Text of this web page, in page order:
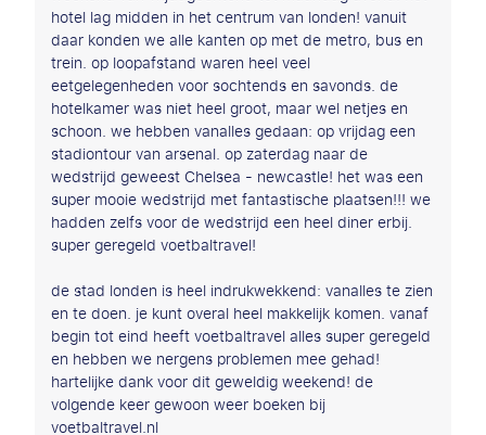
hotel lag midden in het centrum van londen! vanuit
daar konden we alle kanten op met de metro, bus en
trein. op loopafstand waren heel veel
eetgelegenheden voor sochtends en savonds. de
hotelkamer was niet heel groot, maar wel netjes en
schoon. we hebben vanalles gedaan: op vrijdag een
stadiontour van arsenal. op zaterdag naar de
wedstrijd geweest Chelsea - newcastle! het was een
super mooie wedstrijd met fantastische plaatsen!!! we
hadden zelfs voor de wedstrijd een heel diner erbij.
super geregeld voetbaltravel!
de stad londen is heel indrukwekkend: vanalles te zien
en te doen. je kunt overal heel makkelijk komen. vanaf
begin tot eind heeft voetbaltravel alles super geregeld
en hebben we nergens problemen mee gehad!
hartelijke dank voor dit geweldig weekend! de
volgende keer gewoon weer boeken bij
voetbaltravel.nl